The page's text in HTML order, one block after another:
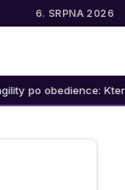
6. SRPNA 2026
Která aktivita